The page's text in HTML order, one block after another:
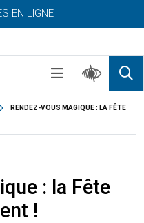
EN LIGNE
RENDEZ-VOUS MAGIQUE : LA FÊTE
: la Fête
!